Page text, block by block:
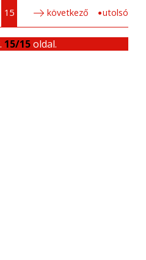
15 következő utolsó
15/15oldal.